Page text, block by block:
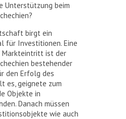
Unterstützung beim
birgt ein
für Investitionen. Eine
Markteintritt ist der
bestehender
den Erfolg des
es, geignete zum
Objekte in
Danach müssen
wie auch